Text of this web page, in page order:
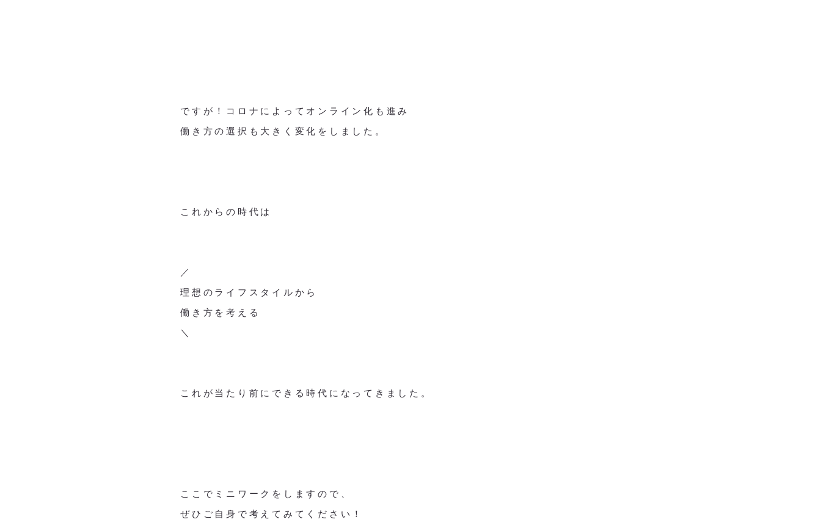
ですが！コロナによってオンライン化も進み
働き方の選択も大きく変化をしました。
これからの時代は
／
理想のライフスタイルから
働き方を考える
＼
これが当たり前にできる時代になってきました。
ここでミニワークをしますので、
ぜひご自身で考えてみてください！